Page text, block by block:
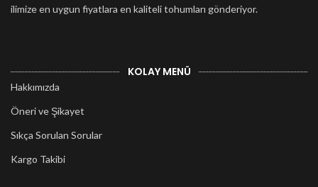
ilimize en uygun fiyatlara en kaliteli tohumları gönderiyor.
KOLAY MENÜ
Hakkımızda
Öneri ve Şikayet
Sıkça Sorulan Sorular
Kargo Takibi